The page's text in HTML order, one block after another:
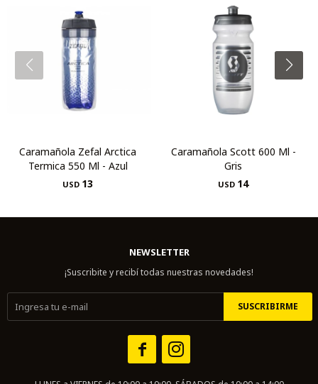
Caramañola Zefal Arctica
Termica 550 Ml - Azul
USD 13
Caramañola Scott 600 Ml -
Gris
USD 14
NEWSLETTER
¡Suscribite y recibí todas nuestras novedades!
SUSCRIBIRME
 